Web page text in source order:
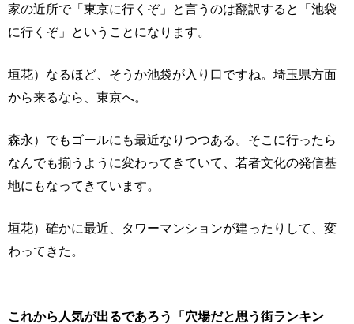
家の近所で「東京に行くぞ」と言うのは翻訳すると「池袋
に行くぞ」ということになります。
垣花）なるほど、そうか池袋が入り口ですね。埼玉県方面
から来るなら、東京へ。
森永）でもゴールにも最近なりつつある。そこに行ったら
なんでも揃うように変わってきていて、若者文化の発信基
地にもなってきています。
垣花）確かに最近、タワーマンションが建ったりして、変
わってきた。
これから人気が出るであろう「穴場だと思う街ランキン